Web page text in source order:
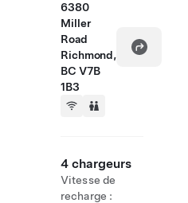
6380
Miller
Road
Richmond,
BC V7B
1B3
4 chargeurs
Vitesse de
recharge :